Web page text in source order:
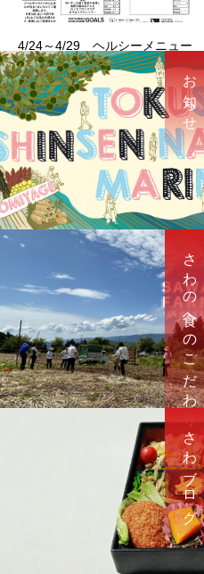
4/24～4/29 ヘルシーメニュー
お 知 ら せ
さ わ の 食 へ の こ だ わ り
さ わ ブ ロ グ